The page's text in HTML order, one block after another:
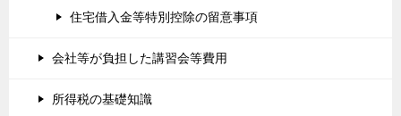
住宅借入金等特別控除の留意事項
会社等が負担した講習会等費用
所得税の基礎知識